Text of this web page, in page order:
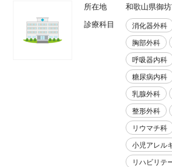
所在地
和歌山県御
診療科目
消化器外科
胸部外科
呼吸器内科
糖尿病内科
乳腺外科
整形外科
リウマチ科
小児アレル
リハビリテ